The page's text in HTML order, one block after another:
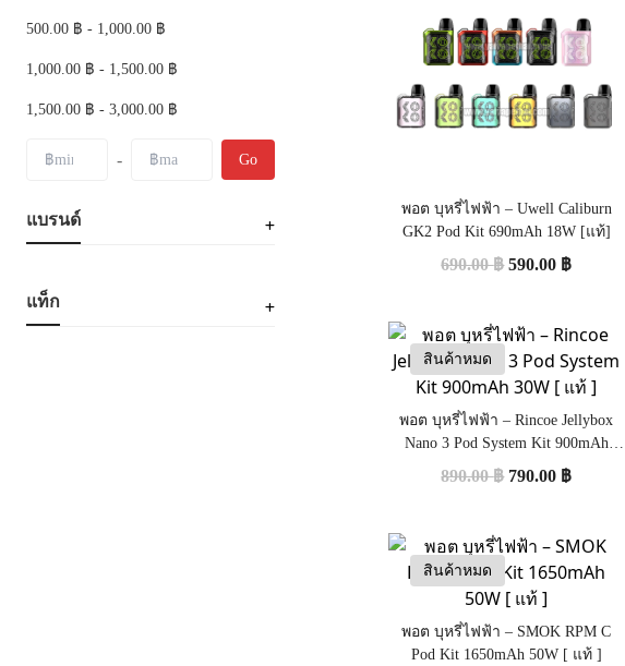
500.00 ฿ - 1,000.00 ฿
1,000.00 ฿ - 1,500.00 ฿
1,500.00 ฿ - 3,000.00 ฿
- Go
แบรนด์
แท็ก
พอต บุหรี่ไฟฟ้า – Uwell Caliburn
GK2 Pod Kit 690mAh 18W [แท้]
690.00฿ 590.00 ฿
สินค้าหมด
พอต บุหรี่ไฟฟ้า – Rincoe Jellybox
Nano 3 Pod System Kit 900mAh
30W [ แท้ ]
890.00฿ 790.00 ฿
สินค้าหมด
พอต บุหรี่ไฟฟ้า – SMOK RPM C
Pod Kit 1650mAh 50W [ แท้ ]